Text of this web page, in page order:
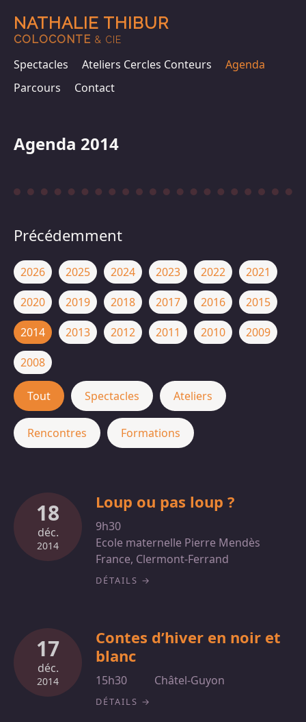
NATHALIE THIBUR
COLOCONTE & CIE
Spectacles Ateliers Cercles Conteurs
Agenda
Parcours
Contact
Agenda 2014
Précédemment
2026 2025 2024 2023 2022
2021
2020
2019 2018 2017 2016
2015
2014
2013 2012 2011 2010
2009
2008
Tout Spectacles Ateliers
Rencontres Formations
18
déc.
2014
Loup ou pas loup ?
9h30
Ecole maternelle Pierre Mendès
France, Clermont-Ferrand
DÉTAILS
17
déc.
2014
Contes d’hiver en noir et
blanc
15h30 Châtel-Guyon
DÉTAILS